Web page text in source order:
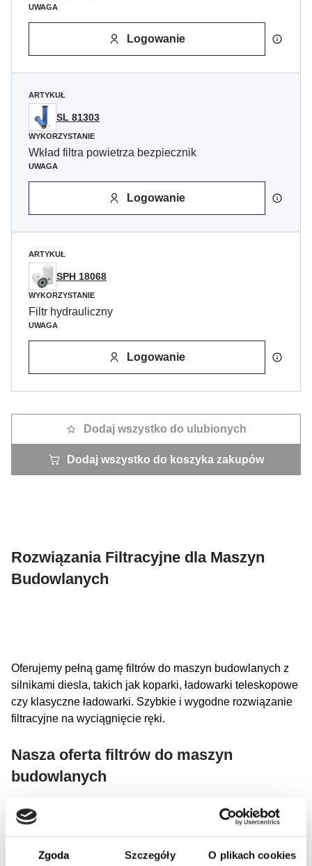
Zgoda Szczegóły O plikach cookies
UWAGA
Logowanie
ARTYKUŁ
SL 81303
WYKORZYSTANIE
Wkład filtra powietrza bezpiecznik
UWAGA
Logowanie
ARTYKUŁ
SPH 18068
WYKORZYSTANIE
Filtr hydrauliczny
UWAGA
Logowanie
Dodaj wszystko do ulubionych
Dodaj wszystko do koszyka zakupów
Rozwiązania Filtracyjne dla Maszyn
Budowlanych
Oferujemy pełną gamę filtrów do maszyn budowlanych z
silnikami diesla, takich jak koparki, ładowarki teleskopowe
czy klasyczne ładowarki. Szybkie i wygodne rozwiązanie
filtracyjne na wyciągnięcie ręki.
Nasza oferta filtrów do maszyn
budowlanych
Maszyna budowlana może mieć różne rodzaje systemów
filtracyjnych, takie jak: filtr powietrza, filtr hydrauliczny, filtr
kabinowy, filtr przekładniowy i filtr osuszacza.